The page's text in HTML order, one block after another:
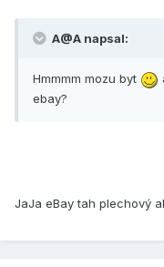
A@A napsal:
Hmmmm mozu byt
ebay?
JaJa eBay tah plechový